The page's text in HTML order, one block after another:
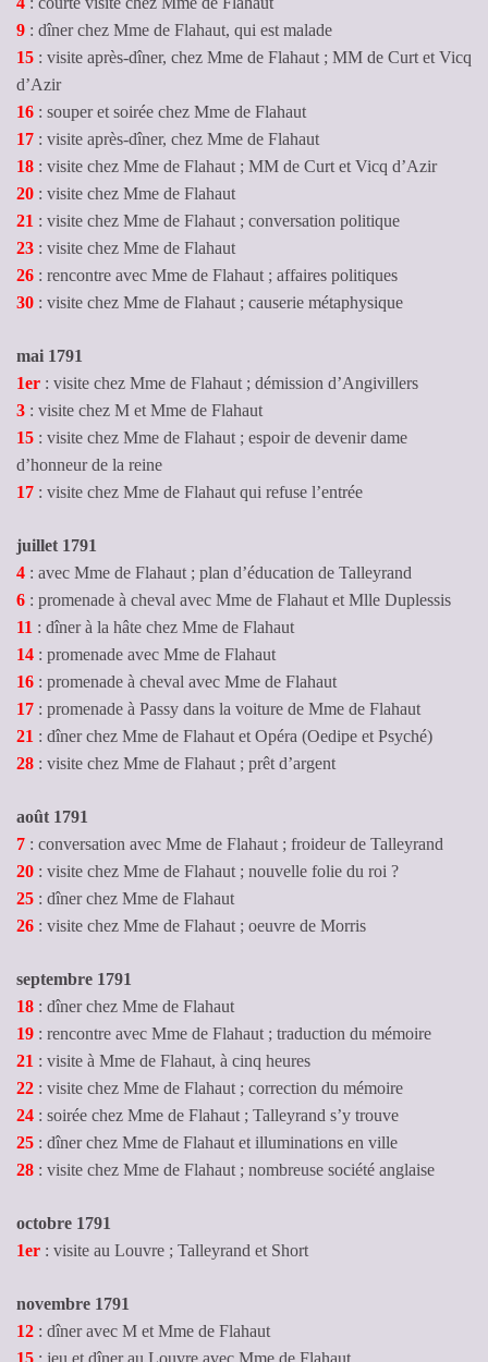
9 : dîner chez Mme de Flahaut, qui est malade
15 : visite après-dîner, chez Mme de Flahaut ; MM de Curt et Vicq
d’Azir
16 : souper et soirée chez Mme de Flahaut
17 : visite après-dîner, chez Mme de Flahaut
18 : visite chez Mme de Flahaut ; MM de Curt et Vicq d’Azir
20 : visite chez Mme de Flahaut
21 : visite chez Mme de Flahaut ; conversation politique
23 : visite chez Mme de Flahaut
26 : rencontre avec Mme de Flahaut ; affaires politiques
30 : visite chez Mme de Flahaut ; causerie métaphysique
mai 1791
1er : visite chez Mme de Flahaut ; démission d’Angivillers
3 : visite chez M et Mme de Flahaut
15 : visite chez Mme de Flahaut ; espoir de devenir dame
d’honneur de la reine
17 : visite chez Mme de Flahaut qui refuse l’entrée
juillet 1791
4 : avec Mme de Flahaut ; plan d’éducation de Talleyrand
6 : promenade à cheval avec Mme de Flahaut et Mlle Duplessis
11 : dîner à la hâte chez Mme de Flahaut
14 : promenade avec Mme de Flahaut
16 : promenade à cheval avec Mme de Flahaut
17 : promenade à Passy dans la voiture de Mme de Flahaut
21 : dîner chez Mme de Flahaut et Opéra (Oedipe et Psyché)
28 : visite chez Mme de Flahaut ; prêt d’argent
août 1791
7 : conversation avec Mme de Flahaut ; froideur de Talleyrand
20 : visite chez Mme de Flahaut ; nouvelle folie du roi ?
25 : dîner chez Mme de Flahaut
26 : visite chez Mme de Flahaut ; oeuvre de Morris
septembre 1791
18 : dîner chez Mme de Flahaut
19 : rencontre avec Mme de Flahaut ; traduction du mémoire
21 : visite à Mme de Flahaut, à cinq heures
22 : visite chez Mme de Flahaut ; correction du mémoire
24 : soirée chez Mme de Flahaut ; Talleyrand s’y trouve
25 : dîner chez Mme de Flahaut et illuminations en ville
28 : visite chez Mme de Flahaut ; nombreuse société anglaise
octobre 1791
1er : visite au Louvre ; Talleyrand et Short
novembre 1791
12 : dîner avec M et Mme de Flahaut
15 : jeu et dîner au Louvre avec Mme de Flahaut